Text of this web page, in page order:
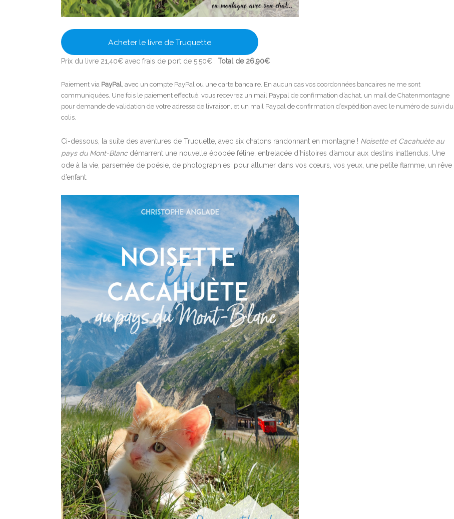
Acheter le livre de Truquette
Prix du livre 21,40€ avec frais de port de 5,50€ : Total de 26,90€
Paiement via PayPal, avec un compte PayPal ou une carte bancaire. En aucun cas vos coordonnées bancaires ne me sont
communiquées. Une fois le paiement effectué, vous recevrez un mail Paypal de confirmation d’achat, un mail de Chatenmontagne
pour demande de validation de votre adresse de livraison, et un mail Paypal de confirmation d’expédition avec le numéro de suivi du
colis.
Ci-dessous, la suite des aventures de Truquette, avec six chatons randonnant en montagne ! Noisette et Cacahuète au
pays du Mont-Blancdémarrent une nouvelle épopée féline, entrelacée d’histoires d’amour aux destins inattendus. Une
ode à la vie, parsemée de poésie, de photographies, pour allumer dans vos cœurs, vos yeux, une petite flamme, un rêve
d’enfant.